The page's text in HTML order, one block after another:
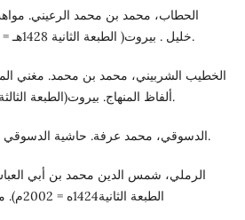
خليل . بيروت( الطبعة الثانية 1428هـ = 2007م). دار الكتب العلمية.
ألفاظ المنهاج. بيروت(الطبعة الثالثة 2011م). دار الكتب العلمية.
-13الدسوقي، محمد عرفة. حاشية الدسوقي على الشرح الكبير. د:ت.
الطبعة الثانية1424ه = 2002م). منشورات دار الكتب العلمية